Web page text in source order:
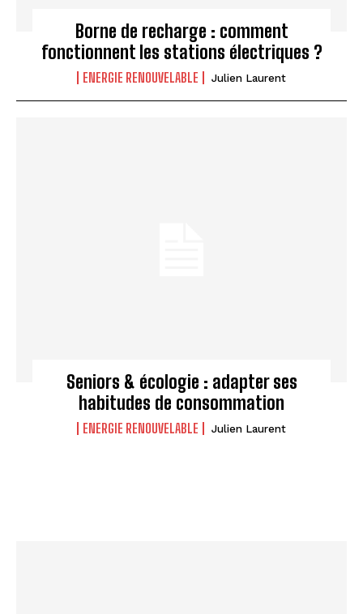
Borne de recharge : comment
fonctionnent les stations électriques ?
ENERGIE RENOUVELABLE Julien Laurent
Seniors & écologie : adapter ses
habitudes de consommation
ENERGIE RENOUVELABLE Julien Laurent